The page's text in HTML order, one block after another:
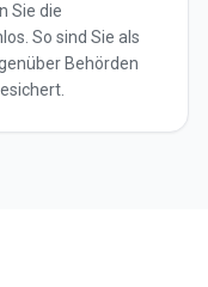
Sie die
So sind Sie als
Behörden